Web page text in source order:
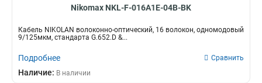
Nikomax NKL-F-016A1E-04B-BK
Кабель NIKOLAN волоконно-оптический, 16 волокон, одномодовый
9/125мкм, стандарта G.652.D &...
Подробнее Сравнить
Наличие: В наличии